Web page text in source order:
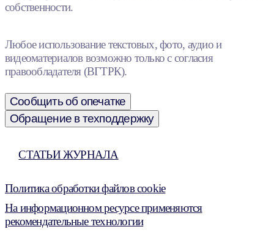
собственности.
Любое использование текстовых, фото, аудио и
видеоматериалов возможно только с согласия
правообладателя (ВГТРК).
Сообщить об опечатке
Обращение в техподдержку
СТАТЬИ ЖУРНАЛА
Политика обработки файлов cookie
На информационном ресурсе применяются
рекомендательные технологии